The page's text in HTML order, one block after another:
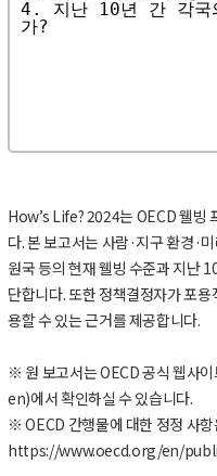
How’s Life? 2024는 OECD 웰빙
다. 본 보고서는 사람·지구 환경·
원국 등의 현재 웰빙 수준과 지난
단합니다. 또한 정책결정자가 포
용할 수 있는 근거를 제공합니다.
※ 원 보고서는 OECD 공식 웹사
en)에서확인하실 수 있습니다.
※ OECD 간행물에 대한 정정 사
https://www.oecd.org/en/